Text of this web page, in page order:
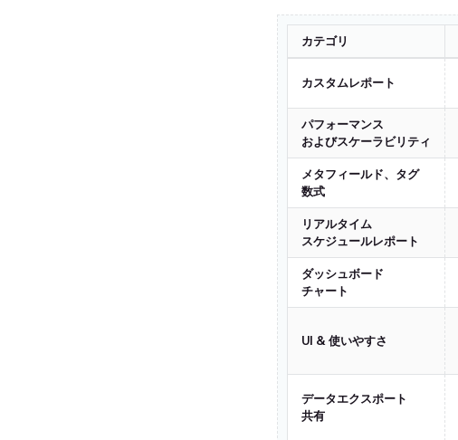
カテゴリ
カスタムレポート
パフォーマンス
およびスケーラビリティ
メタフィールド、タグ
数式
リアルタイム
スケジュールレポート
ダッシュボード
チャート
UI & 使いやすさ
データエクスポート
共有